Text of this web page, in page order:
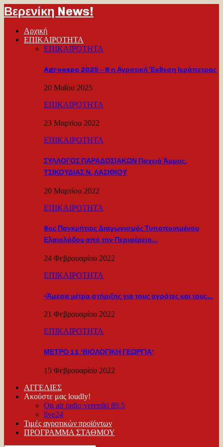
Βερενίκη News!
Αρχική
ΕΠΙΚΑΙΡΟΤΗΤΑ
ΕΠΙΚΑΙΡΟΤΗΤΑ
Agroexpo 2025 – 6 η Αγροτική Έκθεση Ιεράπετρας
20 Μαΐου 2025
ΕΠΙΚΑΙΡΟΤΗΤΑ
23 Μαρτίου 2022
ΕΠΙΚΑΙΡΟΤΗΤΑ
ΣΥΛΛΟΓΟΣ ΠΑΡΑΔΟΣΙΑΚΩΝ Παχειά Άμμος,
ΤΣΙΚΟΥΔΙΑΣ Ν. ΛΑΣΙΘΙΟΥ
20 Μαρτίου 2022
ΕΠΙΚΑΙΡΟΤΗΤΑ
8ος Παγκρήτιος Διαγωνισμός Τυποποιημένου
Ελαιολάδου από την Περιφέρεια…
24 Φεβρουαρίου 2022
ΕΠΙΚΑΙΡΟΤΗΤΑ
«Άμεσα μέτρα στήριξης για τους αγρότες και τους…
21 Φεβρουαρίου 2022
ΕΠΙΚΑΙΡΟΤΗΤΑ
ΜΕΤΡΟ 11 ‘ΒΙΟΛΟΓΙΚΗ ΓΕΩΡΓΙΑ’
15 Φεβρουαρίου 2022
ΑΓΓΕΛΙΕΣ
Ακούστε μας loudly!
On air radio vereniki 89.5
live24
Τιμές αγροτικών προϊόντων
ΠΡΟΓΡΑΜΜΑ ΣΤΑΘΜΟΥ